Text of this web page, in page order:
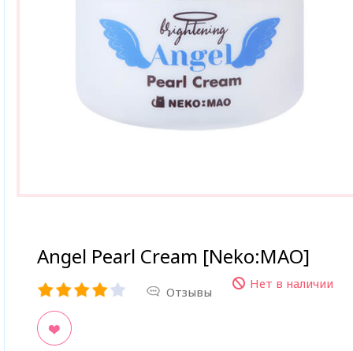
Angel Pearl Cream [Neko:MAO]
Отзывы
Нет в наличии